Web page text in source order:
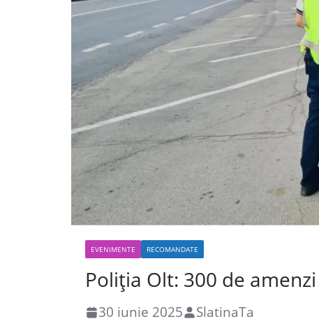
EVENIMENTE RECOMANDATE
Poliția Olt: 300 de
30 iunie 2025 SlatinaTa